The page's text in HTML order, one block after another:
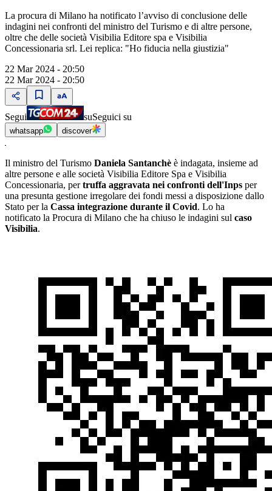
La procura di Milano ha notificato l’avviso di conclusione delle
indagini nei confronti del ministro del Turismo e di altre persone,
oltre che delle società Visibilia Editore spa e Visibilia
Concessionaria srl. Lei replica: "Ho fiducia nella giustizia"
22 Mar 2024 - 20:50
22 Mar 2024 - 20:50
Segui suSeguici su
whatsapp discover
Il ministro del Turismo Daniela Santanchè è indagata, insieme ad
altre persone e alle società Visibilia Editore Spa e Visibilia
Concessionaria, pertruffa aggravata nei confronti dell'Inps per
una presunta gestione irregolare dei fondi messi a disposizione dallo
Stato per la Cassa integrazione durante il Covid. Lo ha
notificato la Procura di Milano che ha chiuso le indagini sul caso
Visibilia.